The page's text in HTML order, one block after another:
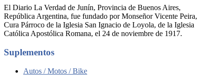
El Diario La Verdad de Junín, Provincia de Buenos Aires,
República Argentina, fue fundado por Monseñor Vicente Peira,
Cura Párroco de la Iglesia San Ignacio de Loyola, de la Iglesia
Católica Apostólica Romana, el 24 de noviembre de 1917.
Suplementos
Autos / Motos / Bike